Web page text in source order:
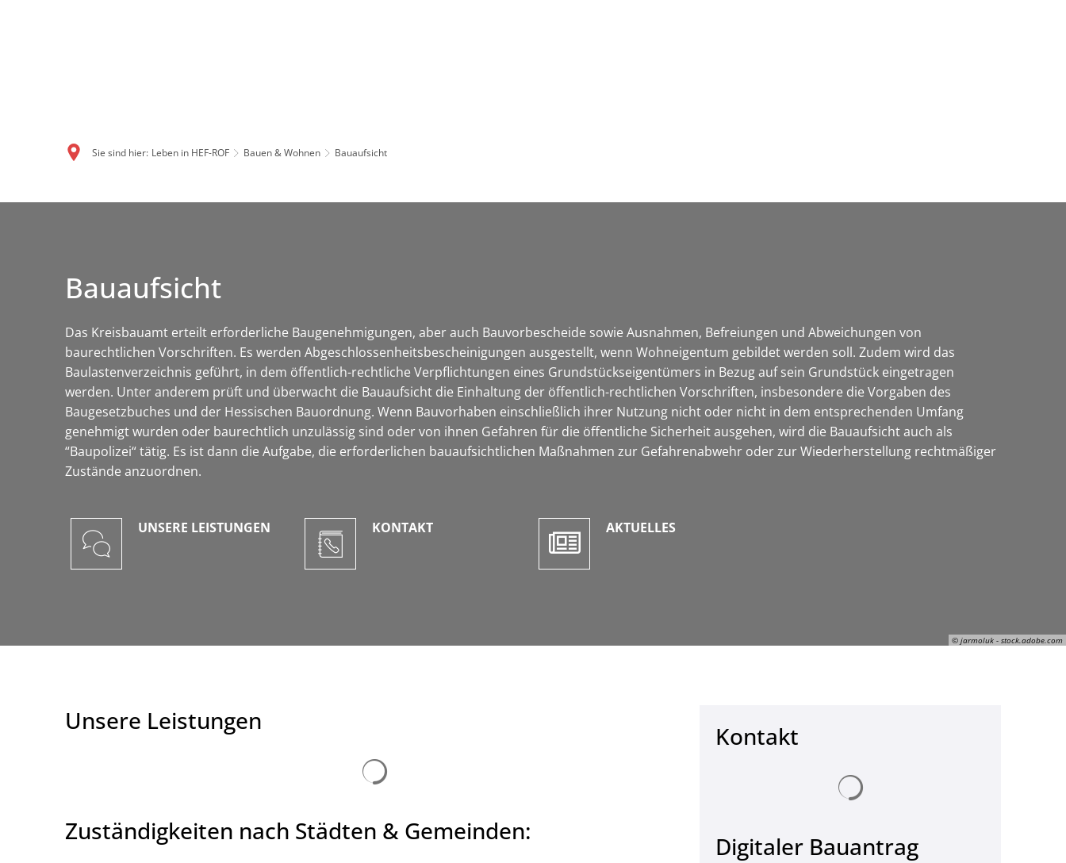
Sie sind hier: Leben in HEF-ROF Bauen & Wohnen Bauaufsicht
© jarmoluk - stock.adobe.com
Bauaufsicht
Das Kreisbauamt erteilt erforderliche Baugenehmigungen, aber auch Bauvorbescheide sowie Ausnahmen, Befreiungen und Abweichungen von
baurechtlichen Vorschriften. Es werden Abgeschlossenheitsbescheinigungen ausgestellt, wenn Wohneigentum gebildet werden soll. Zudem wird das
Baulastenverzeichnis geführt, in dem öffentlich-rechtliche Verpflichtungen eines Grundstückseigentümers in Bezug auf sein Grundstück eingetragen
werden. Unter anderem prüft und überwacht die Bauaufsicht die Einhaltung der öffentlich-rechtlichen Vorschriften, insbesondere die Vorgaben des
Baugesetzbuches und der Hessischen Bauordnung. Wenn Bauvorhaben einschließlich ihrer Nutzung nicht oder nicht in dem entsprechenden Umfang
genehmigt wurden oder baurechtlich unzulässig sind oder von ihnen Gefahren für die öffentliche Sicherheit ausgehen, wird die Bauaufsicht auch als
“Baupolizei“ tätig. Es ist dann die Aufgabe, die erforderlichen bauaufsichtlichen Maßnahmen zur Gefahrenabwehr oder zur Wiederherstellung rechtmäßiger
Zustände anzuordnen.
UNSERE LEISTUNGEN KONTAKT AKTUELLES
Unsere Leistungen
Zuständigkeiten nach Städten & Gemeinden:
Kontakt
Digitaler Bauantrag